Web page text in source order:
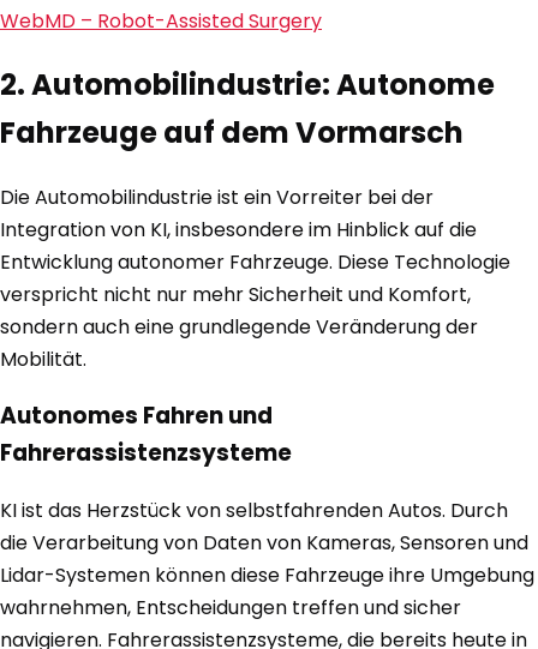
WebMD – Robot-Assisted Surgery
2. Automobilindustrie: Autonome
Fahrzeuge auf dem Vormarsch
Die Automobilindustrie ist ein Vorreiter bei der
Integration von KI, insbesondere im Hinblick auf die
Entwicklung autonomer Fahrzeuge. Diese Technologie
verspricht nicht nur mehr Sicherheit und Komfort,
sondern auch eine grundlegende Veränderung der
Mobilität.
Autonomes Fahren und
Fahrerassistenzsysteme
KI ist das Herzstück von selbstfahrenden Autos. Durch
die Verarbeitung von Daten von Kameras, Sensoren und
Lidar-Systemen können diese Fahrzeuge ihre Umgebung
wahrnehmen, Entscheidungen treffen und sicher
navigieren. Fahrerassistenzsysteme, die bereits heute in